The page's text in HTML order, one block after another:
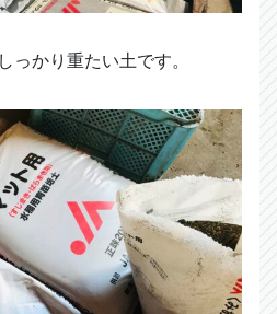
っかり重たい土です。